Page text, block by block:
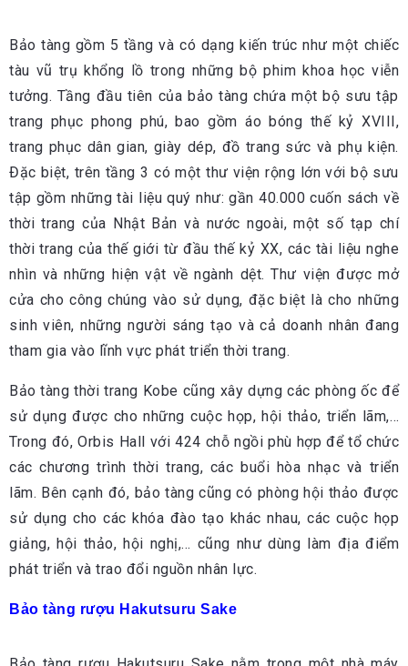
Bảo tàng gồm 5 tầng và có dạng kiến trúc như một chiếc
tàu vũ trụ khổng lồ trong những bộ phim khoa học viễn
tưởng. Tầng đầu tiên của bảo tàng chứa một bộ sưu tập
trang phục phong phú, bao gồm áo bóng thế kỷ XVIII,
trang phục dân gian, giày dép, đồ trang sức và phụ kiện.
Đặc biệt, trên tầng 3 có một thư viện rộng lớn với bộ sưu
tập gồm những tài liệu quý như: gần 40.000 cuốn sách về
thời trang của Nhật Bản và nước ngoài, một số tạp chí
thời trang của thế giới từ đầu thế kỷ XX, các tài liệu nghe
nhìn và những hiện vật về ngành dệt. Thư viện được mở
cửa cho công chúng vào sử dụng, đặc biệt là cho những
sinh viên, những người sáng tạo và cả doanh nhân đang
tham gia vào lĩnh vực phát triển thời trang.
Bảo tàng thời trang Kobe cũng xây dựng các phòng ốc để
sử dụng được cho những cuộc họp, hội thảo, triển lãm,…
Trong đó, Orbis Hall với 424 chỗ ngồi phù hợp để tổ chức
các chương trình thời trang, các buổi hòa nhạc và triển
lãm. Bên cạnh đó, bảo tàng cũng có phòng hội thảo được
sử dụng cho các khóa đào tạo khác nhau, các cuộc họp
giảng, hội thảo, hội nghị,… cũng như dùng làm địa điểm
phát triển và trao đổi nguồn nhân lực.
Bảo tàng rượu Hakutsuru Sake